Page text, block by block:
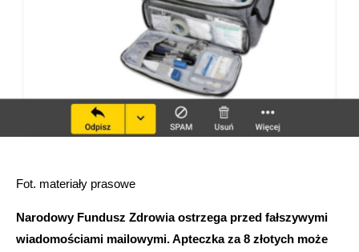
Fot. materiały prasowe
Narodowy Fundusz Zdrowia ostrzega przed fałszywymi
wiadomościami mailowymi. Apteczka za 8 złotych może